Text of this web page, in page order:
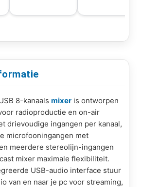
8-kanaals mixer is ontworpen
radioproductie en on-air
drievoudige ingangen per kanaal,
microfooningangen met
meerdere stereolijn-ingangen
mixer maximale flexibiliteit.
USB-audio interface stuur
van en naar je pc voor streaming,